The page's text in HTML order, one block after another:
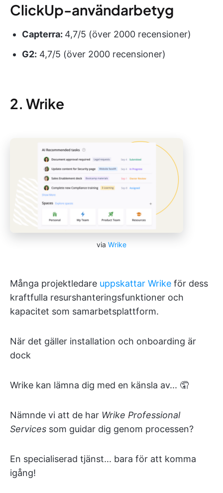
ClickUp-användarbetyg
Capterra: 4,7/5 (över 2000 recensioner)
G2: 4,7/5 (över 2000 recensioner)
2. Wrike
via Wrike
Många projektledare uppskattar Wrike för dess
kraftfulla resurshanteringsfunktioner och
kapacitet som samarbetsplattform.
När det gäller installation och onboarding är
dock
Wrike kan lämna dig med en känsla av... 🤦
Nämnde vi att de har Wrike Professional
Services som guidar dig genom processen?
En specialiserad tjänst... bara för att komma
igång!